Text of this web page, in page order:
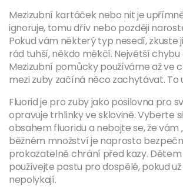
Mezizubní kartáček nebo nit je
ignoruje, tomu dřív nebo později
Pokud vám některý typ nesedí, zkuste
rád tuhší, někdo měkčí. Největší
Mezizubní pomůcky používáme až ve
mezi zuby začíná něco zachytávat. To
Fluorid je pro zuby jako posilovna pro
opravuje trhlinky ve sklovině. Vyberte
obsahem fluoridu a nebojte se, že vám
běžném množství je naprosto
prokazatelně chrání před kazy.
používejte pastu pro dospělé, pokud
nepolykají.